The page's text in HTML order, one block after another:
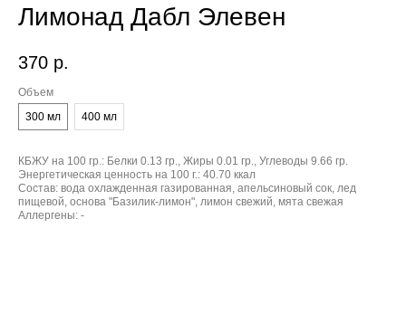
Лимонад Дабл Элевен
370 р.
Объем
300 мл
400 мл
КБЖУ на 100 гр.: Белки 0.13 гр., Жиры 0.01 гр., Углеводы 9.66 гр.
Энергетическая ценность на 100 г.: 40.70 ккал
Состав: вода охлажденная газированная, апельсиновый сок, лед
пищевой, основа "Базилик-лимон", лимон свежий, мята свежая
Аллергены: -